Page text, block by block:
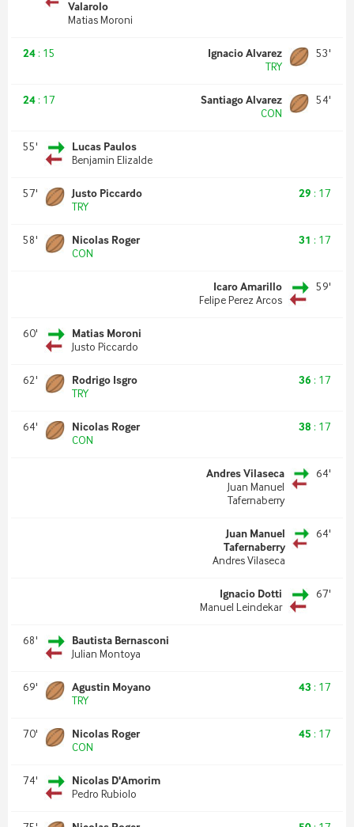
Valarolo
Matias Moroni
24 : 15 53'
Ignacio Alvarez
TRY
24 : 17 54'
Santiago Alvarez
CON
55'
Lucas Paulos
Benjamin Elizalde
57'
Justo Piccardo
TRY
29 : 17
58'
Nicolas Roger
CON
31 : 17
59'
Icaro Amarillo
Felipe Perez Arcos
60'
Matias Moroni
Justo Piccardo
62'
Rodrigo Isgro
TRY
36 : 17
64'
Nicolas Roger
CON
38 : 17
64'
Andres Vilaseca
Juan Manuel
Tafernaberry
64'
Juan Manuel
Tafernaberry
Andres Vilaseca
67'
Ignacio Dotti
Manuel Leindekar
68'
Bautista Bernasconi
Julian Montoya
69'
Agustin Moyano
TRY
43 : 17
70'
Nicolas Roger
CON
45 : 17
74'
Nicolas D'Amorim
Pedro Rubiolo